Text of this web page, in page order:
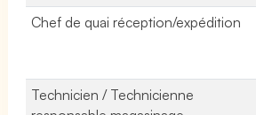
Chef de quai réception/expédition
Technicien / Technicienne